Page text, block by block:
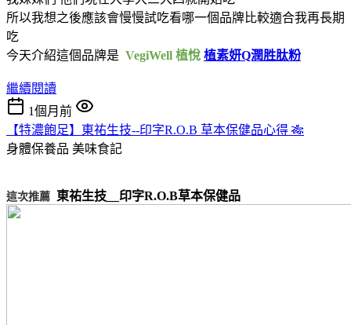
所以我想之後應該會慢慢試吃看哪一個品牌比較適合我再長期
吃
今天介紹這個品牌是 VegiWell 植悅 植素妍Q潤胜肽粉
繼續閱讀
1個月前
【特濃飽足】東祐生技--印字R.O.B 草本保健品心得 🎋
身體保養品 美味食記
這次推薦 東祐生技__印字R.O.B草本保健品